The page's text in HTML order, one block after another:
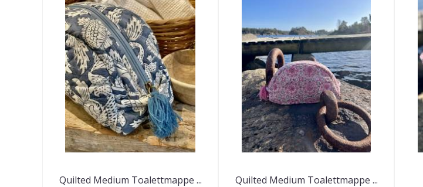
Quilted Medium Toalettmappe ...
Quilted Medium Toalettmappe ...